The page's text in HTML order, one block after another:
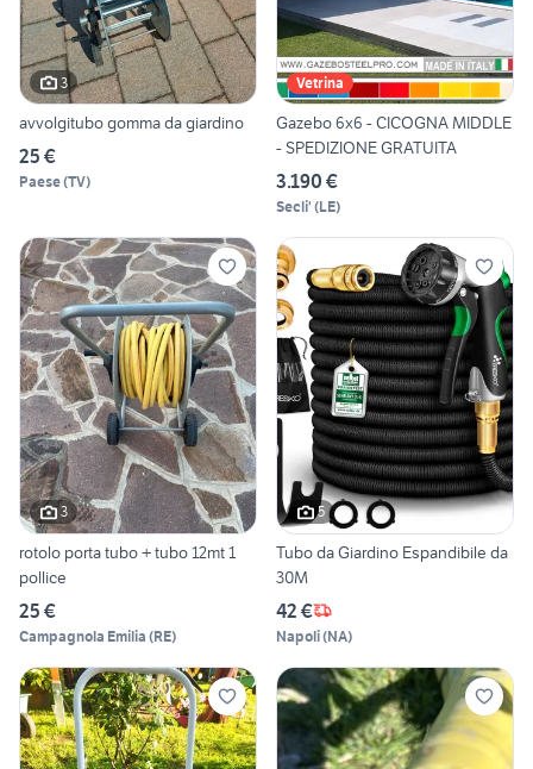
3
avvolgitubo gomma da giardino
25 €
Paese(TV)
Vetrina
Gazebo 6x6 - CICOGNA MIDDLE
- SPEDIZIONE GRATUITA
3.190 €
Secli' (LE)
3
rotolo porta tubo + tubo 12mt 1
pollice
25 €
Campagnola Emilia (RE)
5
Tubo da Giardino Espandibile da
30M
42 €
Napoli(NA)